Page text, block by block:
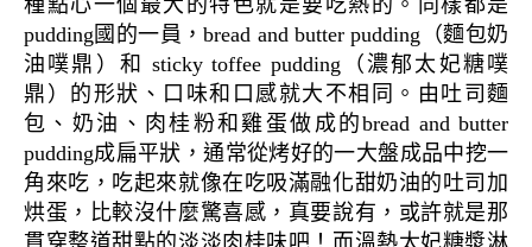
種點心一個最大的特色就是要吃熱的。同樣都是
pudding國的一員，bread and butter pudding（麵包奶
油噗鼎）和 sticky toffee pudding（濃郁太妃糖噗
鼎）的形狀、口味和口感就大不相同。由吐司麵
包、奶油、肉桂粉和雞蛋做成的bread and butter
pudding成扁平狀，通常從烤好的一大盤成品中挖一
角來吃，吃起來就像在吃吸滿融化甜奶油的吐司加
烘蛋，比較沒什麼驚喜感，真要說有，或許就是那
貫穿整道甜點的淡淡肉桂味吧！而溫熱太妃糖漿淋